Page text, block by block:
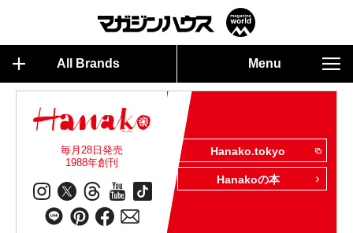
All Brands Menu
毎月28日発売
1988年創刊
Hanako.tokyo
Hanakoの本